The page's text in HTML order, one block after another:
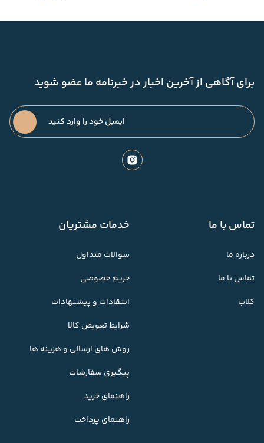
برای آگاهی از آخرین اخبار در خبرنامه ما عضو شوید
تماس با ما
درباره ما
تماس با ما
کلاب
خدمات مشتریان
سوالات متداول
حریم خصوصی
انتقادات و پیشنهادات
شرایط تعویض کالا
روش های ارسالی و هزینه ها
پیگیری سفارشات
راهنمای خرید
راهنمای پرداخت